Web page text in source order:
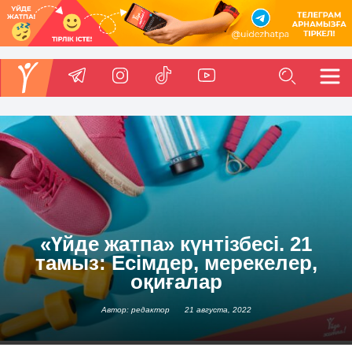
«Үйде жатпа» күнтізбесі. 21
тамыз: Есімдер, мерекелер,
оқиғалар
Автор: редактор 21 августа, 2022